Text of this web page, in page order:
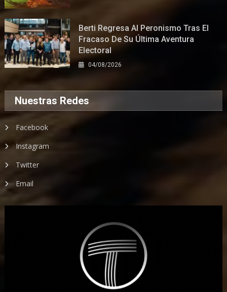
Berti Regresa Al Peronismo Tras El
Fracaso De Su Última Aventura
Electoral
04/08/2026
Nuestras Redes
Facebook
Instagram
Twitter
Email